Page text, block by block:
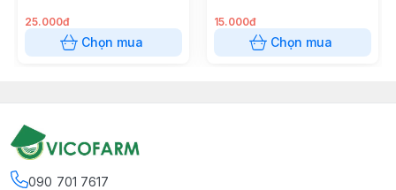
25.000đ
Chọn mua
15.000đ
Chọn mua
090 701 7617